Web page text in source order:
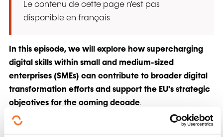
Le contenu de cette page n'est pas
disponible en français
In this episode, we will explore how supercharging
digital skills within small and medium-sized
enterprises (SMEs) can contribute to broader digital
transformation efforts and support the EU's strategic
objectives for the coming decade.
This episode will feature Aiga Irmeja, Chair of the